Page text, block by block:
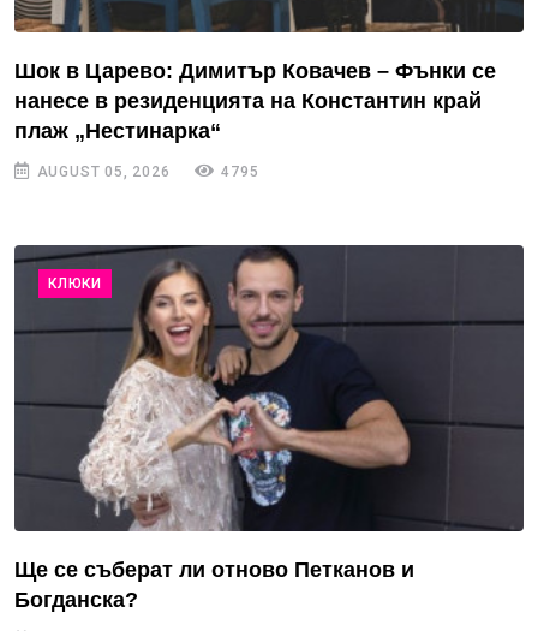
Шок в Царево: Димитър Ковачев – Фънки се
нанесе в резиденцията на Константин край
плаж „Нестинарка“
AUGUST 05, 2026 4795
КЛЮКИ
Ще се съберат ли отново Петканов и
Богданска?